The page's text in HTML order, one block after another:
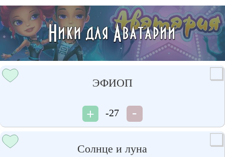
ЭФИОП
-27
Солнце и луна